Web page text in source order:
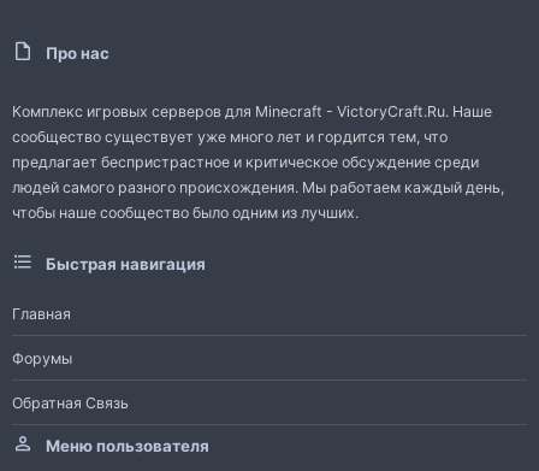
Про нас
Комплекс игровых серверов для Minecraft - VictoryCraft.Ru. Наше
сообщество существует уже много лет и гордится тем, что
предлагает беспристрастное и критическое обсуждение среди
людей самого разного происхождения. Мы работаем каждый день,
чтобы наше сообщество было одним из лучших.
Быстрая навигация
Главная
Форумы
Обратная Связь
Меню пользователя